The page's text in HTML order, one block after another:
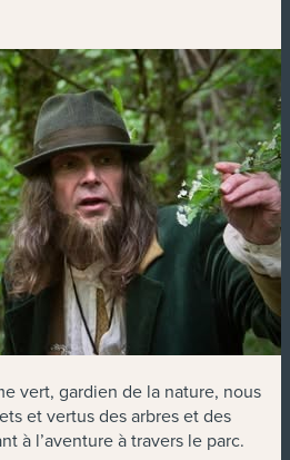
vert, gardien de la nature, nous
et vertus des arbres et des
à l’aventure à travers le parc.